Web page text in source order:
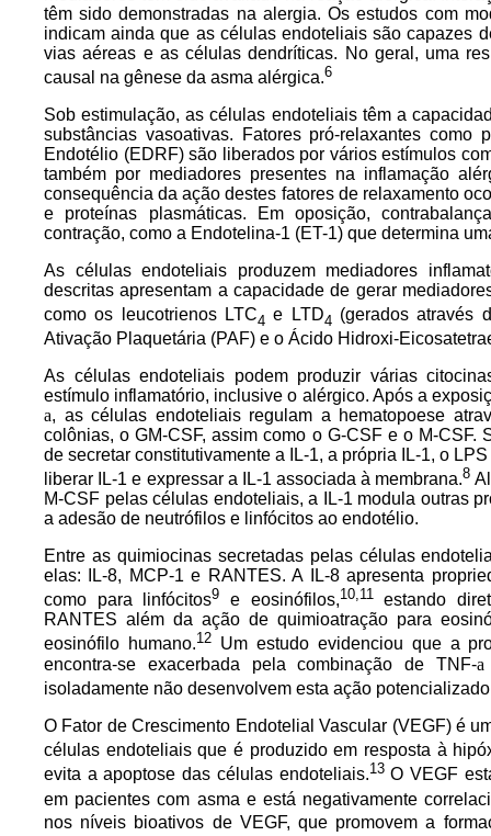
têm sido demonstradas na alergia. Os estudos com
indicam ainda que as células endoteliais são capazes
vias aéreas e as células dendríticas. No geral, uma
causal na gênese da asma alérgica.6
Sob estimulação, as células endoteliais têm a
substâncias vasoativas. Fatores pró-relaxantes
Endotélio (EDRF) são liberados por vários estímulos
também por mediadores presentes na inflamação
consequência da ação destes fatores de relaxamento
e proteínas plasmáticas. Em oposição,
contração, como a Endotelina-1 (ET-1) que determina
As células endoteliais produzem mediadores
descritas apresentam a capacidade de gerar
como os leucotrienos LTC4 e LTD4 (gerados através
Ativação Plaquetária (PAF) e o Ácido Hidroxi-
As células endoteliais podem produzir várias
estímulo inflamatório, inclusive o alérgico. Após a
a, as células endoteliais regulam a hematopoese
colônias, o GM-CSF, assim como o G-CSF e o M-
de secretar constitutivamente a IL-1, a própria IL-1, o
liberar IL-1 e expressar a IL-1 associada à membrana.8
M-CSF pelas células endoteliais, a IL-1 modula outras
a adesão de neutrófilos e linfócitos ao endotélio.
Entre as quimiocinas secretadas pelas células
elas: IL-8, MCP-1 e RANTES. A IL-8 apresenta
como para linfócitos9 e eosinófilos,10,11estando
RANTES além da ação de quimioatração para
eosinófilo humano.12Um estudo evidenciou que a
encontra-se exacerbada pela combinação de TNF-a
isoladamente não desenvolvem esta ação
O Fator de Crescimento Endotelial Vascular (VEGF) é
células endoteliais que é produzido em resposta à
evita a apoptose das células endoteliais.13O VEGF
em pacientes com asma e está negativamente
nos níveis bioativos de VEGF, que promovem a